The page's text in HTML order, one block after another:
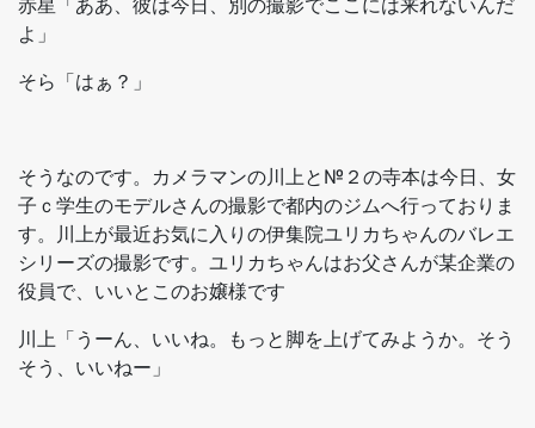
よ」
そら「はぁ？」
そうなのです。カメラマンの川上と№２の寺本は今日、女
子ｃ学生のモデルさんの撮影で都内のジムへ行っておりま
す。川上が最近お気に入りの伊集院ユリカちゃんのバレエ
シリーズの撮影です。ユリカちゃんはお父さんが某企業の
役員で、いいとこのお嬢様です
川上「うーん、いいね。もっと脚を上げてみようか。そう
そう、いいねー」